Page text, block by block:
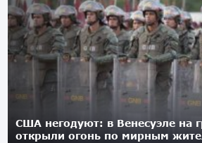
США негодуют: в Венесуэле на
открыли огонь по мирным